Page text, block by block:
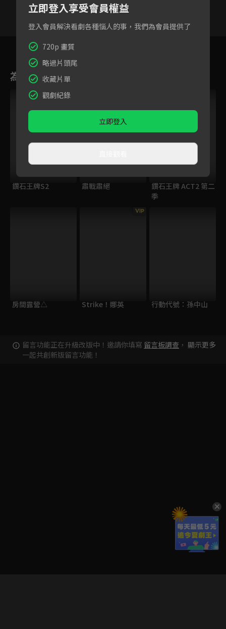
28 29
為您推薦
鑽石王牌S2 肅戰肅絕
鑽石王牌 ACT2 第二
季
房間露營△
VIP
Strike！娜英 行動代號：孫中山
留言功能正在升級改版中！邀請你填寫 留言板調查 ，
一起共創新版留言功能！
顯示更多
立即登入享受會員權益
登入會員解決看劇各種惱人的事，我們為會員提供了
720p 畫質
略過片頭尾
收藏片單
觀劇紀錄
立即登入